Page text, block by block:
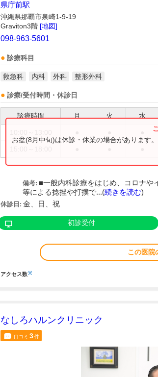
県庁前駅
沖縄県那覇市泉崎1-9-19
Graviton3階 [地図]
098-963-5601
診療科目
救急科 内科 外科 整形外科
診療/受付時間・休診日
診療時間 月 火 水
お盆(8月中旬)は休診・休業の場合があります
備考: ■一般内科診療をはじめ、コロナや
等による捻挫や打撲で...(続きを読む)
休診日: 金、日、祝
初診受付
この医院
アクセス数※
なしろハルンクリニック
口コミ 3件